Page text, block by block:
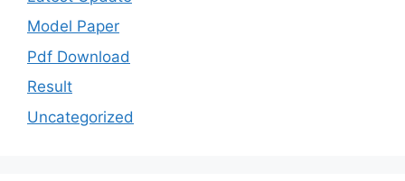
Model Paper
Pdf Download
Result
Uncategorized